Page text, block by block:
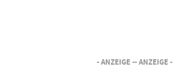
- ANZEIGE -- ANZEIGE -